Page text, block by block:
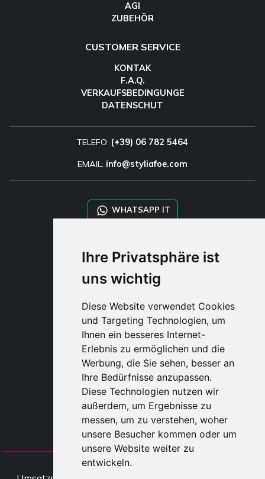
Ihre Privatsphäre ist
uns wichtig
Diese Website verwendet Cookies
und Targeting Technologien, um
Ihnen ein besseres Internet-
Erlebnis zu ermöglichen und die
Werbung, die Sie sehen, besser an
Ihre Bedürfnisse anzupassen.
Diese Technologien nutzen wir
außerdem, um Ergebnisse zu
messen, um zu verstehen, woher
unsere Besucher kommen oder um
unsere Website weiter zu
entwickeln.
AGI
ZUBEHÖR
CUSTOMER SERVICE
KONTAK
F.A.Q.
VERKAUFSBEDINGUNGE
DATENSCHUT
TELEFO: (+39) 06 782 5464
EMAIL: info@styliafoe.com
WHATSAPP IT
STYLIA SERVICES
SHOP B2B
TAYLOR MADE ORDERS
DROPSHIPPING
BENUTZE
REGISTRIERE
EINLOGGE
EINKAUFSWAGE
All rights Styliafoe s.r.l. © 2025 -